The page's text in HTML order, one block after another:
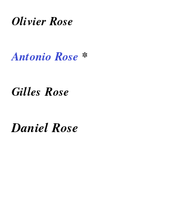
Olivier Rose
Antonio Rose *
Gilles Rose
Daniel Rose